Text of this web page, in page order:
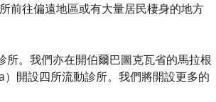
前往偏遠地區或有大量居民棲身的地方
。我們亦在開伯爾巴圖克瓦省的馬拉根
開設四所流動診所。我們將開設更多的